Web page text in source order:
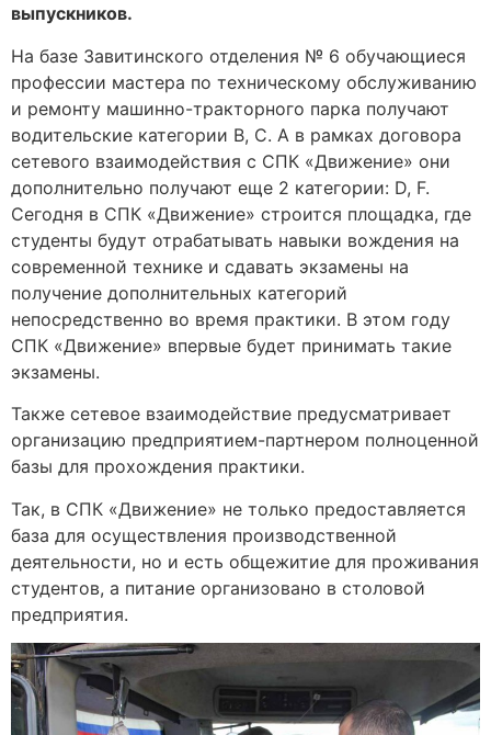
выпускников.
На базе Завитинского отделения № 6 обучающиеся
профессии мастера по техническому обслуживанию
и ремонту машинно-тракторного парка получают
водительские категории B, C. А в рамках договора
сетевого взаимодействия с СПК «Движение» они
дополнительно получают еще 2 категории: D, F.
Сегодня в СПК «Движение» строится площадка, где
студенты будут отрабатывать навыки вождения на
современной технике и сдавать экзамены на
получение дополнительных категорий
непосредственно во время практики. В этом году
СПК «Движение» впервые будет принимать такие
экзамены.
Также сетевое взаимодействие предусматривает
организацию предприятием-партнером полноценной
базы для прохождения практики.
Так, в СПК «Движение» не только предоставляется
база для осуществления производственной
деятельности, но и есть общежитие для проживания
студентов, а питание организовано в столовой
предприятия.